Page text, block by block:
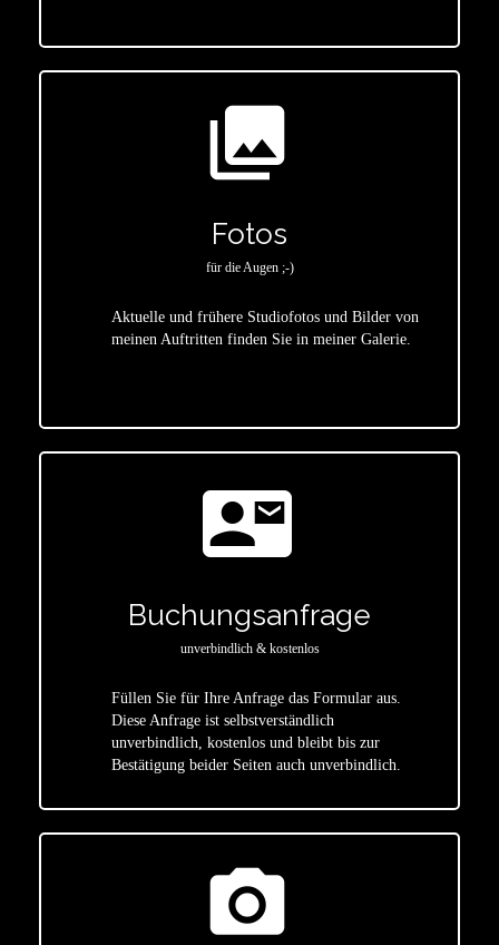
photo_library
Fotos
für die Augen ;-)
Aktuelle und frühere Studiofotos und Bilder von
meinen Auftritten finden Sie in meiner Galerie.
contact_mail
Buchungsanfrage
unverbindlich & kostenlos
Füllen Sie für Ihre Anfrage das Formular aus.
Diese Anfrage ist selbstverständlich
unverbindlich, kostenlos und bleibt bis zur
Bestätigung beider Seiten auch unverbindlich.
photo_camera